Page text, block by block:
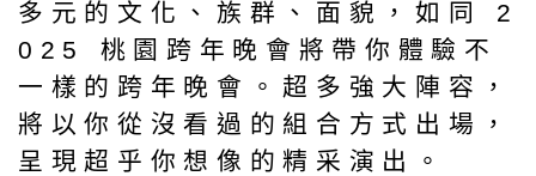
多元的文化、族群、面貌，如同 2
025 桃園跨年晚會將帶你體驗不
一樣的跨年晚會。超多強大陣容，
將以你從沒看過的組合方式出場，
呈現超乎你想像的精采演出。